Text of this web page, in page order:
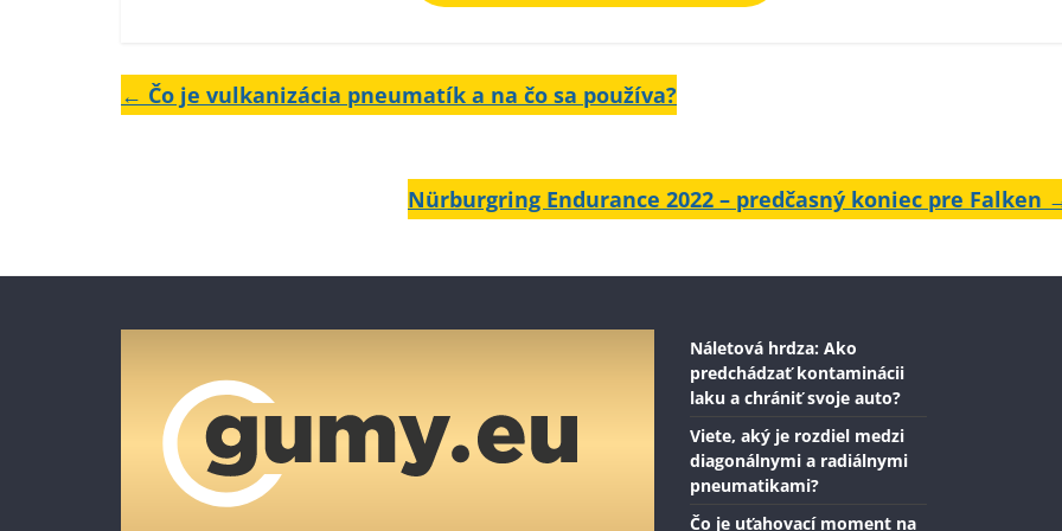
← Čo je vulkanizácia pneumatík a na čo sa používa?
Nürburgring Endurance 2022 – predčasný koniec pre Falken
Náletová hrdza: Ako
predchádzať kontaminácii
laku a chrániť svoje auto?
Viete, aký je rozdiel medzi
diagonálnymi a radiálnymi
pneumatikami?
Čo je uťahovací moment na